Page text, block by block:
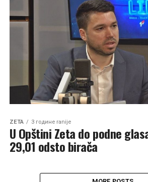
ZETA 3 године ranije
U Opštini Zeta do podne
29,01 odsto birača